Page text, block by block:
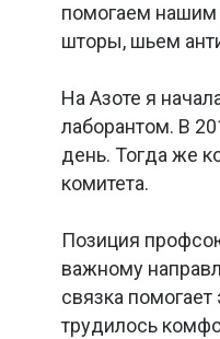
помогаем нашим
шторы, шьем
На Азоте я
лаборантом. В
день. Тогда же
комитета.
Позиция
важному
связка
трудилось